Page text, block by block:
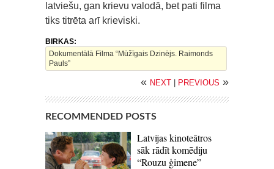
latviešu, gan krievu valodā, bet pati filma
tiks titrēta arī krieviski.
BIRKAS:
Dokumentālā Filma “Mūžīgais Dzinējs. Raimonds
Pauls”
« NEXT PREVIOUS »
RECOMMENDED POSTS
Latvijas kinoteātros
sāk rādīt komēdiju
“Rouzu ģimene”